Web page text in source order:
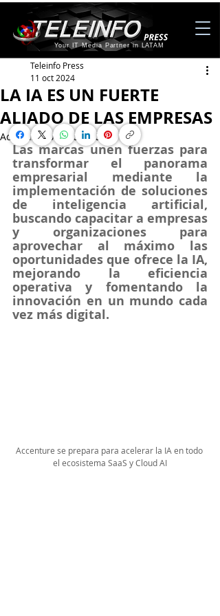
Your IT Media Partner in LATAM
LA IA ES UN FUERTE
ALIADO DE LAS EMPRESAS
Teleinfo Press
11 oct 2024
Actualizado: 12 oct 2024
Las marcas unen fuerzas para
transformar el panorama
empresarial mediante la
implementación de soluciones
de inteligencia artificial,
buscando capacitar a empresas
y organizaciones para
aprovechar al máximo las
oportunidades que ofrece la IA,
mejorando la eficiencia
operativa y fomentando la
innovación en un mundo cada
vez más digital.
Accenture se prepara para acelerar la IA en todo
el ecosistema SaaS y Cloud AI